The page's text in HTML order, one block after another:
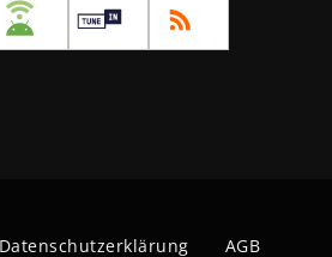
Datenschutzerklärung AGB